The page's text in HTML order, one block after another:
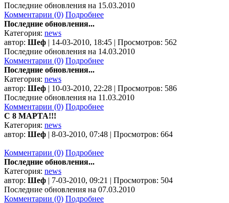
Последние обновления на 15.03.2010
Комментарии (0) Подробнее
Последние обновления...
Категория: news
автор: Шеф | 14-03-2010, 18:45 | Просмотров: 562
Последние обновления на 14.03.2010
Комментарии (0) Подробнее
Последние обновления...
Категория: news
автор: Шеф | 10-03-2010, 22:28 | Просмотров: 586
Последние обновления на 11.03.2010
Комментарии (0) Подробнее
C 8 МАРТА!!!
Категория: news
автор: Шеф | 8-03-2010, 07:48 | Просмотров: 664
Комментарии (0) Подробнее
Последние обновления...
Категория: news
автор: Шеф | 7-03-2010, 09:21 | Просмотров: 504
Последние обновления на 07.03.2010
Комментарии (0) Подробнее